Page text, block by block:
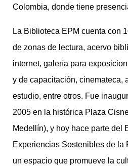
Colombia, donde tiene
La Biblioteca EPM cuenta con
de zonas de lectura, acervo
internet, galería para
y de capacitación, cinemateca,
estudio, entre otros. Fue
2005 en la histórica Plaza
Medellín), y hoy hace parte del
Experiencias Sostenibles de la
un espacio que promueve la